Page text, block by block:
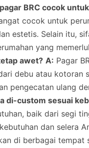
BRC cocok
cocok untuk
estetis. Selain itu,
yang
awet? A: Pagar
debu atau kotoran
pengecatan ulang
di-custom sesuai
baik dari segi
dan selera
di berbagai tempat